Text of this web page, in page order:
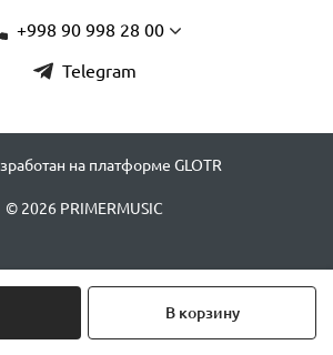
В корзину
+998 90 998 28 00
Telegram
на платформе GLOTR
© 2026 PRIMERMUSIC